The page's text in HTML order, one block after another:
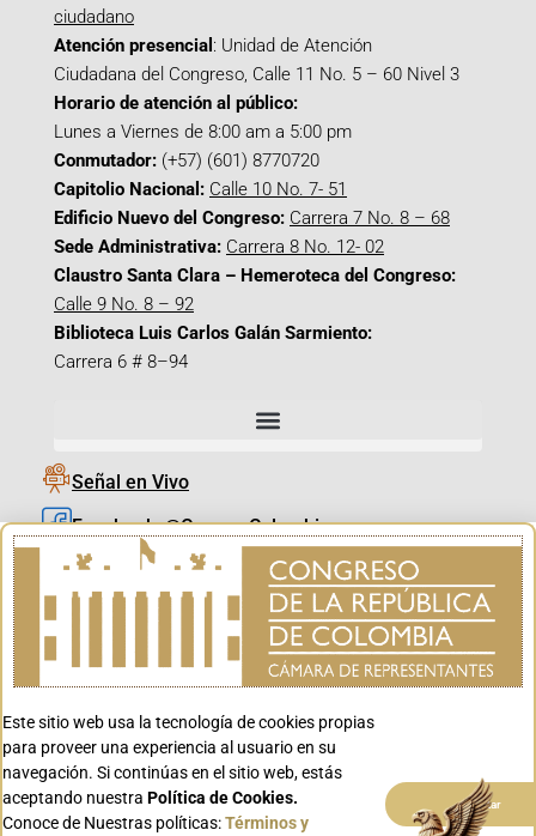
ciudadano
Atención presencial : Unidad de Atención
Ciudadana del Congreso, Calle 11 No. 5 – 60 Nivel 3
Horario de atención al público:
Lunes a Viernes de 8:00 am a 5:00 pm
Conmutador: (+57) (601) 8770720
Capitolio Nacional: Calle 10 No. 7- 51
Edificio Nuevo del Congreso: Carrera 7 No. 8 – 68
Sede Administrativa: Carrera 8 No. 12- 02
Claustro Santa Clara – Hemeroteca del Congreso:
Calle 9 No. 8 – 92
Biblioteca Luis Carlos Galán Sarmiento:
Carrera 6 # 8–94
Señal en Vivo
Facebook_@CamaraColombia
Instagram_@CamaraColombia
X_@CamaraColombia
Youtube_@CamaraColombia
Youtube_@CanalCongreso
Este sitio web usa la tecnología de cookies propias
para proveer una experiencia al usuario en su
navegación. Si continúas en el sitio web, estás
aceptando nuestra Política de Cookies.
Conoce de Nuestras políticas:Términos y
Aceptar